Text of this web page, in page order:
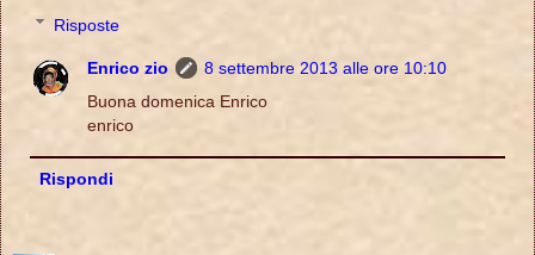
Risposte
Enrico zio
8 settembre 2013 alle ore 10:10
Buona domenica Enrico
enrico
Rispondi